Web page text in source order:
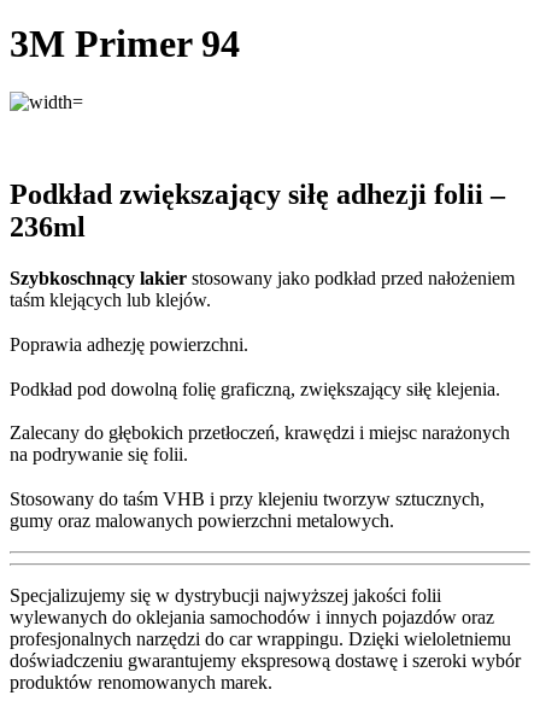
3M Primer 94
Podkład zwiększający siłę adhezji folii –
236ml
Szybkoschnący lakier stosowany jako podkład przed nałożeniem
taśm klejących lub klejów.
Poprawia adhezję powierzchni.
Podkład pod dowolną folię graficzną, zwiększający siłę klejenia.
Zalecany do głębokich przetłoczeń, krawędzi i miejsc narażonych
na podrywanie się folii.
Stosowany do taśm VHB i przy klejeniu tworzyw sztucznych,
gumy oraz malowanych powierzchni metalowych.
Specjalizujemy się w dystrybucji najwyższej jakości folii
wylewanych do oklejania samochodów i innych pojazdów oraz
profesjonalnych narzędzi do car wrappingu. Dzięki wieloletniemu
doświadczeniu gwarantujemy ekspresową dostawę i szeroki wybór
produktów renomowanych marek.